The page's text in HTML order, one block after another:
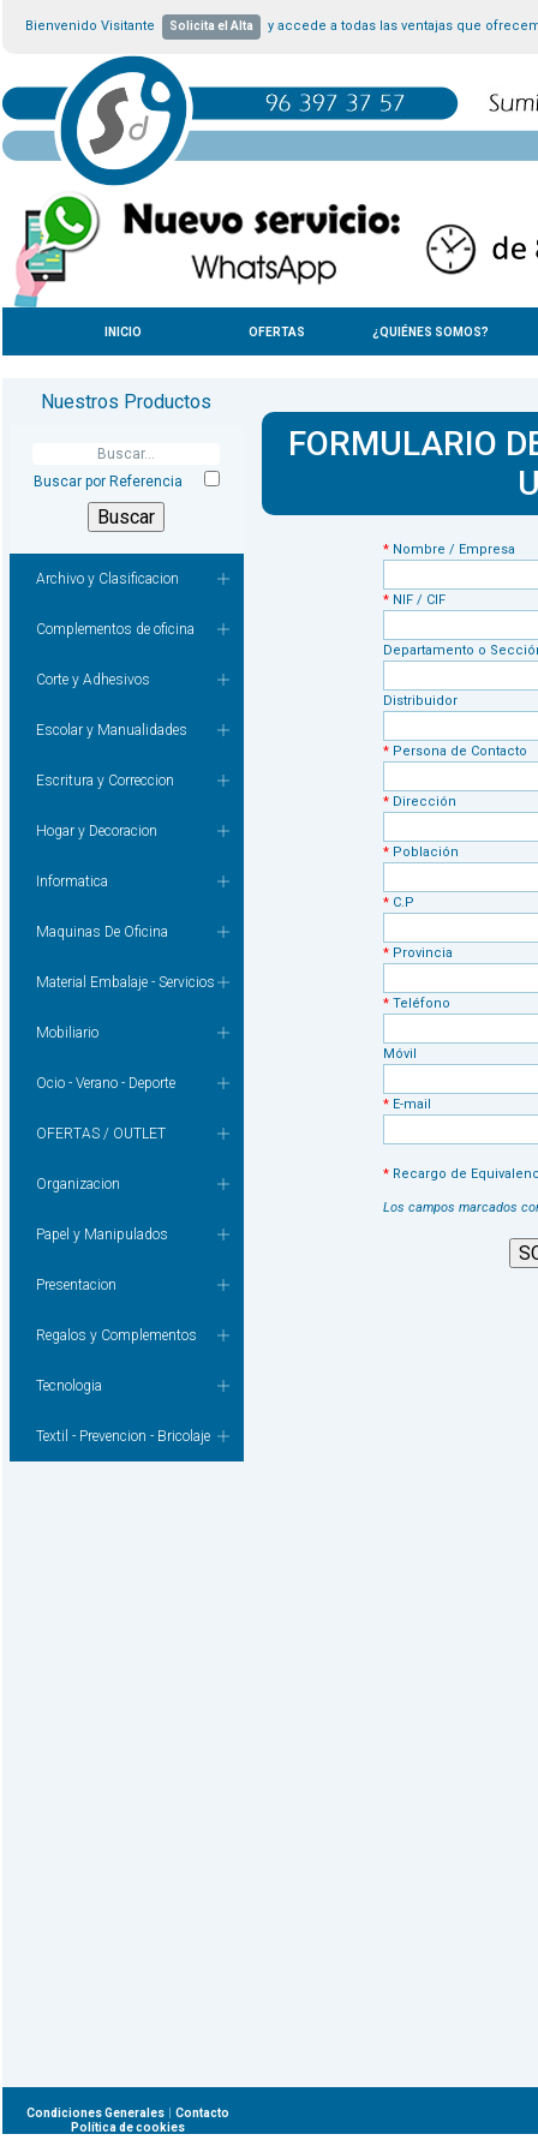
Bienvenido Visitante Solicita el Alta y accede a todas las ventajas que
INICIO OFERTAS ¿QUIÉNES SOMOS?
Nuestros Productos
Buscar por Referencia
Archivo y Clasificacion
Complementos de oficina
Corte y Adhesivos
Escolar y Manualidades
Escritura y Correccion
Hogar y Decoracion
Informatica
Maquinas De Oficina
Material Embalaje - Servicios
Mobiliario
Ocio - Verano - Deporte
OFERTAS / OUTLET
Organizacion
Papel y Manipulados
Presentacion
Regalos y Complementos
Tecnologia
Textil - Prevencion - Bricolaje
FORMULARIO
* Nombre / Empresa
* NIF / CIF
Departamento o
Distribuidor
* Persona de Contacto
* Dirección
* Población
* C.P
* Provincia
* Teléfono
Móvil
* E-mail
* Recargo de
Los campos marcados
Condiciones Generales| Contacto
Política de cookies